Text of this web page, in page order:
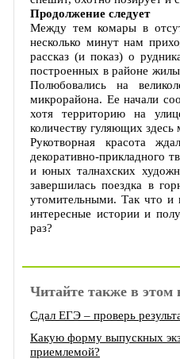
Продолжение следует
Между тем комары в
несколько минут нам
рассказ (и показ) о
построенных в районе
Полюбовались на
микрорайона. Ее начали
хотя территорию на
количеству гуляющих
Рукотворная красота
декоративно-прикладного
и юных талнахских
завершилась поездка в
утомительными. Так что и
интересные истории и
раз?
Читайте также в этом
Сдал ЕГЭ – проверь
Какую форму выпускных
приемлемой?